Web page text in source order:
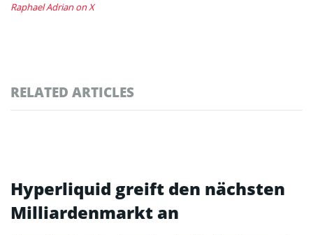
Raphael Adrian on X
RELATED ARTICLES
Hyperliquid greift den nächsten
Milliardenmarkt an